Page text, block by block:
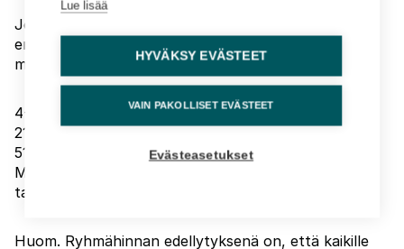
Jos organisaatiostanne osallistuu 4 henkilöä tai
enemmän, hinnoittelu on seuraavan portaikon
mukainen:
4-20 käyttäjää, hinta yhteensä 1 290 € + alv
21-50 käyttäjää, hinta yhteensä 2 490 € + alv
51-100 käyttäjää, hinta yhteensä 3 490 € + alv
Mikäli osallistujia on yli 100, pyydäthän erillistä
tarjousta.
Huom. Ryhmähinnan edellytyksenä on, että kaikille
Lue lisää
HYVÄKSY EVÄSTEET
VAIN PAKOLLISET EVÄSTEET
Evästeasetukset